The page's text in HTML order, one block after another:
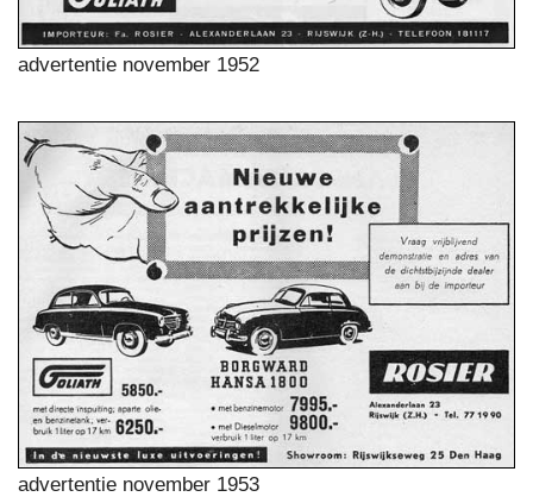
advertentie november 1952
advertentie november 1953